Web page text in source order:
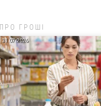
ПРО ГРОШІ
31.07.2026